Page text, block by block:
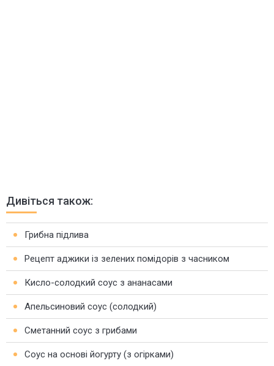
Дивіться також:
Грибна підлива
Рецепт аджики із зелених помідорів з часником
Кисло-солодкий соус з ананасами
Апельсиновий соус (солодкий)
Сметанний соус з грибами
Соус на основі йогурту (з огірками)